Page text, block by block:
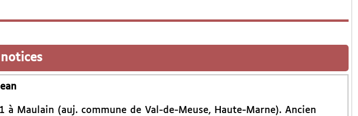
à Maulain (auj. commune de Val-de-Meuse, Haute-Marne). Ancien